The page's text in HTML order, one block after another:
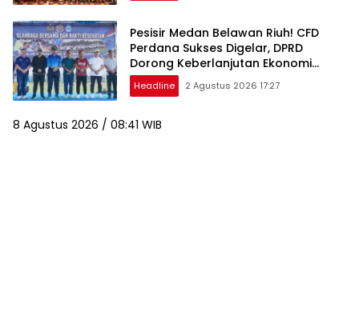
Pesisir Medan Belawan Riuh! CFD
Perdana Sukses Digelar, DPRD
Dorong Keberlanjutan Ekonomi
Warga
Headline 2 Agustus 2026 17:27
8 Agustus 2026 / 08:41 WIB